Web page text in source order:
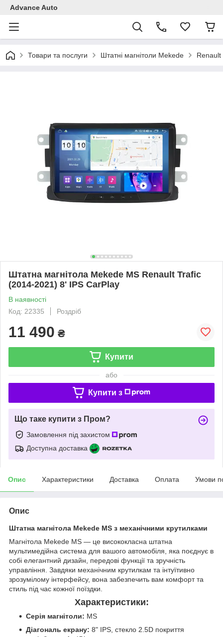
Advance Auto
Товари та послуги Штатні магнітоли Mekede Renault
Штатна магнітола Mekede MS Renault Trafic
(2014-2021) 8' IPS CarPlay
В наявності
Код: 22335
Роздріб
11 490 ₴
Купити
або
Купити з
Що таке купити з Пром?
Замовлення під захистом
Доступна доставка
Опис Характеристики Доставка Оплата Умови
Опис
Штатна магнітола Mekede MS з механічними крутилками
Магнітола Mekede MS — це висококласна штатна
мультимедійна система для вашого автомобіля, яка поєднує в
собі елегантний дизайн, передові функції та зручність
управління. Завдяки механічним крутилкам та інтуїтивно
зрозумілому інтерфейсу, вона забезпечить вам комфорт та
стиль під час кожної поїздки.
Характеристики:
Серія магнітоли: MS
Діагональ екрану: 8" IPS, стекло 2.5D покриття